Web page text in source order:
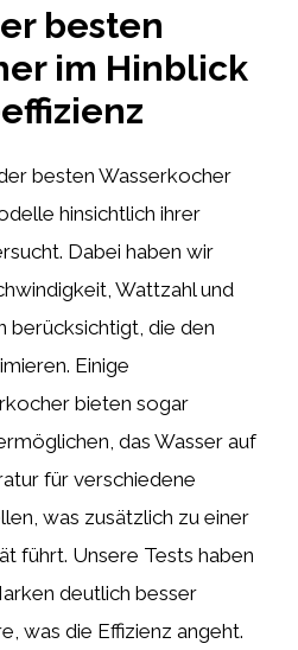
besten
im Hinblick
besten Wasserkocher
hinsichtlich ihrer
Dabei haben wir
Wattzahl und
berücksichtigt, die den
Einige
bieten sogar
das Wasser auf
für verschiedene
was zusätzlich zu einer
führt. Unsere Tests haben
deutlich besser
was die Effizienz angeht.